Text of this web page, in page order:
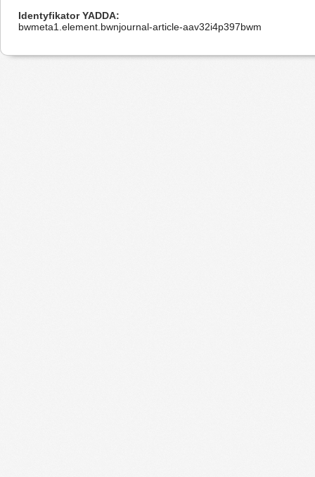
Identyfikator YADDA
bwmeta1.element.bwnjournal-article-aav32i4p397bwm